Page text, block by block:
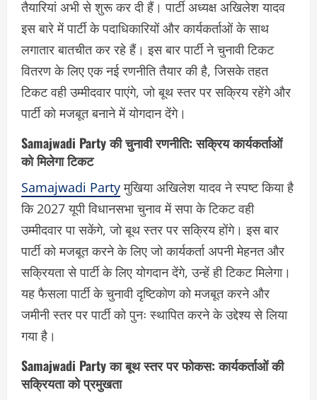
तैयारियां अभी से शुरू कर दी हैं। पार्टी अध्यक्ष अखिलेश यादव
इस बारे में पार्टी के पदाधिकारियों और कार्यकर्ताओं के साथ
लगातार बातचीत कर रहे हैं। इस बार पार्टी ने चुनावी टिकट
वितरण के लिए एक नई रणनीति तैयार की है, जिसके तहत
टिकट वही उम्मीदवार पाएंगे, जो बूथ स्तर पर सक्रिय रहेंगे और
पार्टी को मजबूत बनाने में योगदान देंगे।
Samajwadi Party की चुनावी रणनीति: सक्रिय कार्यकर्ताओं
को मिलेगा टिकट
Samajwadi Partyमुखिया अखिलेश यादव ने स्पष्ट किया है
कि 2027 यूपी विधानसभा चुनाव में सपा के टिकट वही
उम्मीदवार पा सकेंगे, जो बूथ स्तर पर सक्रिय होंगे। इस बार
पार्टी को मजबूत करने के लिए जो कार्यकर्ता अपनी मेहनत और
सक्रियता से पार्टी के लिए योगदान देंगे, उन्हें ही टिकट मिलेगा।
यह फैसला पार्टी के चुनावी दृष्टिकोण को मजबूत करने और
जमीनी स्तर पर पार्टी को पुनः स्थापित करने के उद्देश्य से लिया
गया है।
Samajwadi Party का बूथ स्तर पर फोकस: कार्यकर्ताओं की
सक्रियता को प्रमुखता